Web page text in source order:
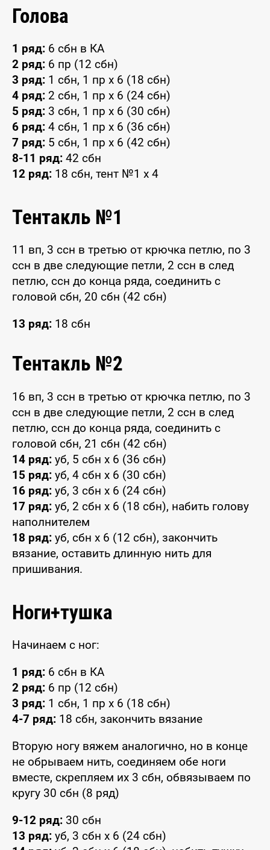
Голова
1 ряд: 6 сбн в КА
2 ряд: 6 пр (12 сбн)
3 ряд: 1 сбн, 1 пр x 6 (18 сбн)
4 ряд: 2 сбн, 1 пр x 6 (24 сбн)
5 ряд: 3 сбн, 1 пр x 6 (30 сбн)
6 ряд: 4 сбн, 1 пр x 6 (36 сбн)
7 ряд: 5 сбн, 1 пр x 6 (42 сбн)
8-11 ряд: 42 сбн
12 ряд: 18 сбн, тент №1 x 4
Тентакль №1
11 вп, 3 ссн в третью от крючка петлю, по 3
ссн в две следующие петли, 2 ссн в след
петлю, ссн до конца ряда, соединить с
головой сбн, 20 сбн (42 сбн)
13 ряд: 18 сбн
Тентакль №2
16 вп, 3 ссн в третью от крючка петлю, по 3
ссн в две следующие петли, 2 ссн в след
петлю, ссн до конца ряда, соединить с
головой сбн, 21 сбн (42 сбн)
14 ряд: уб, 5 сбн x 6 (36 сбн)
15 ряд: уб, 4 сбн x 6 (30 сбн)
16 ряд: уб, 3 сбн x 6 (24 сбн)
17 ряд: уб, 2 сбн x 6 (18 сбн), набить голову
наполнителем
18 ряд: уб, сбн x 6 (12 сбн), закончить
вязание, оставить длинную нить для
пришивания.
Ноги+тушка
Начинаем с ног:
1 ряд: 6 сбн в КА
2 ряд: 6 пр (12 сбн)
3 ряд: 1 сбн, 1 пр x 6 (18 сбн)
4-7 ряд: 18 сбн, закончить вязание
Вторую ногу вяжем аналогично, но в конце
не обрываем нить, соединяем обе ноги
вместе, скрепляем их 3 сбн, обвязываем по
кругу 30 сбн (8 ряд)
9-12 ряд: 30 сбн
13 ряд: уб, 3 сбн x 6 (24 сбн)